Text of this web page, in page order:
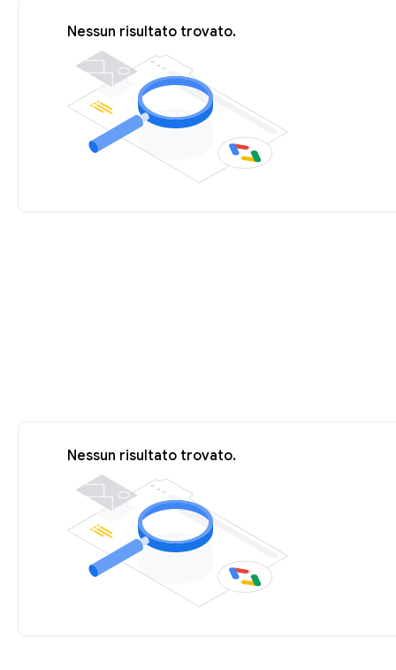
Nessun risultato trovato.
Nessun risultato trovato.